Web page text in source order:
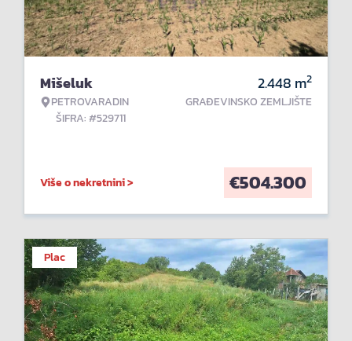
Mišeluk
PETROVARADIN
ŠIFRA: #529711
2.448 m2
GRAĐEVINSKO ZEMLJIŠTE
Više o nekretnini > €504.300
Plac